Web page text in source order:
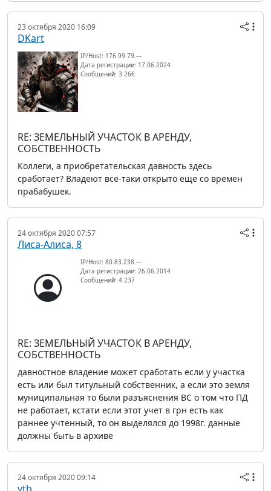
23 октября 2020 16:09
DKart
IP/Host: 176.99.79.---
Дата регистрации: 17.06.2024
Сообщений: 3 266
RE: ЗЕМЕЛЬНЫЙ УЧАСТОК В АРЕНДУ,
СОБСТВЕННОСТЬ
Коллеги, а приобретательская давность здесь
сработает? Владеют все-таки открыто еще со времен
прабабушек.
24 октября 2020 07:57
Лиса-Алиса, 8
IP/Host: 80.83.238.---
Дата регистрации: 26.06.2014
Сообщений: 4 237
RE: ЗЕМЕЛЬНЫЙ УЧАСТОК В АРЕНДУ,
СОБСТВЕННОСТЬ
давностное владение может сработать если у участка
есть или был титульный собственник, а если это земля
муниципальная то были разъяснения ВС о том что ПД
не работает, кстати если этот учет в грн есть как
раннее учтенный, то он выделялся до 1998г. данные
должны быть в архиве
24 октября 2020 09:14